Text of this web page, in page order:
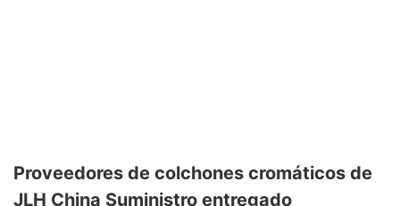
Proveedores de colchones cromáticos de
JLH China Suministro entregado